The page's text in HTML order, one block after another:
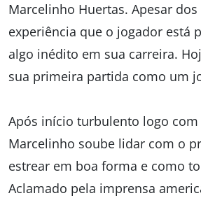
Marcelinho Huertas. Apesar dos
experiência que o jogador está
algo inédito em sua carreira.
sua primeira partida como um
Após início turbulento logo
Marcelinho soube lidar com o
estrear em boa forma e como
Aclamado pela imprensa